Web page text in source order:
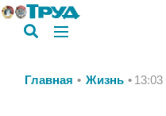
Главная Жизнь